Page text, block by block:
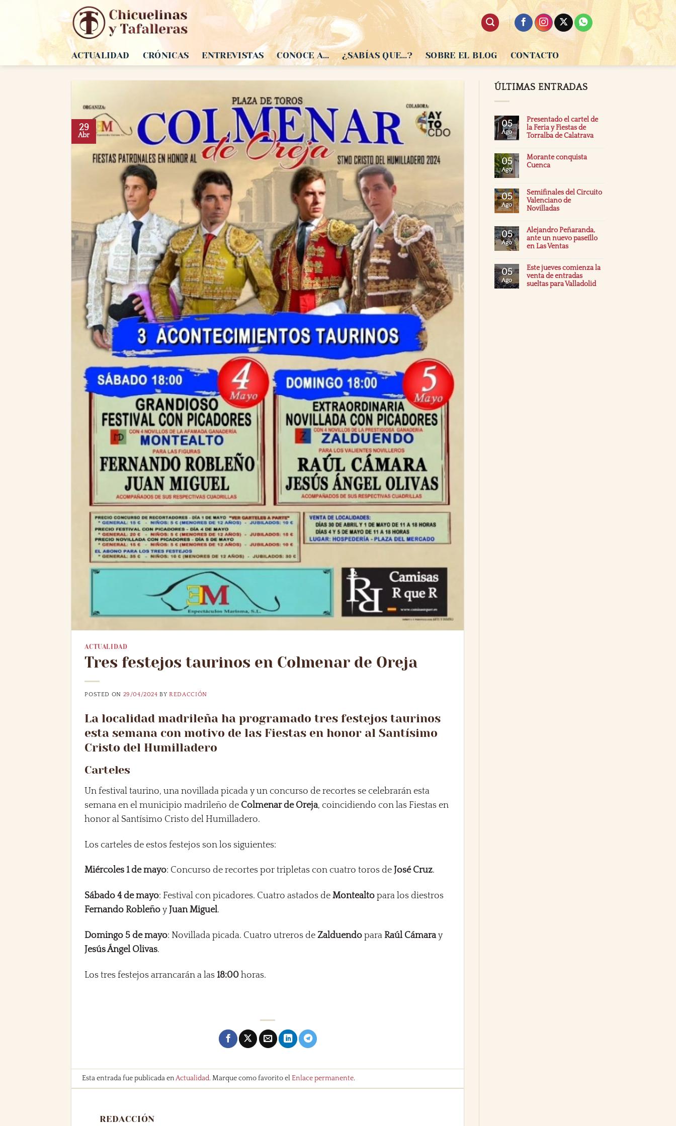
ACTUALIDAD
CRÓNICAS ENTREVISTAS CONOCE A… ¿SABÍAS QUE…? SOBRE EL BLOG CONTACTO
29
Abr
ACTUALIDAD
Tres festejos taurinos en Colmenar de Oreja
POSTED ON 29/04/2024 BYREDACCIÓN
La localidad madrileña ha programado tres festejos taurinos
esta semana con motivo de las Fiestas en honor al Santísimo
Cristo del Humilladero
Carteles
Un festival taurino, una novillada picada y un concurso de recortes se celebrarán esta
semana en el municipio madrileño de Colmenar de Oreja, coincidiendo con las Fiestas en
honor al Santísimo Cristo del Humilladero.
Los carteles de estos festejos son los siguientes:
Miércoles 1 de mayo: Concurso de recortes por tripletas con cuatro toros de José Cruz.
Sábado 4 de mayo: Festival con picadores. Cuatro astados deMontealto para los diestros
Fernando Robleño y Juan Miguel.
Domingo 5 de mayo: Novillada picada. Cuatro utreros deZalduendo paraRaúl Cámaray
Jesús Ángel Olivas.
Los tres festejos arrancarán a las18:00 horas.
Esta entrada fue publicada enActualidad. Marque como favorito elEnlace permanente.
REDACCIÓN
ÚLTIMAS ENTRADAS
05
Ago
Presentado el cartel de
la Feria y Fiestas de
Torralba de Calatrava
05
Ago
Morante conquista
Cuenca
05
Ago
Semifinales del Circuito
Valenciano de
Novilladas
05
Ago
Alejandro Peñaranda,
ante un nuevo paseíllo
en Las Ventas
05
Ago
Este jueves comienza la
venta de entradas
sueltas para Valladolid